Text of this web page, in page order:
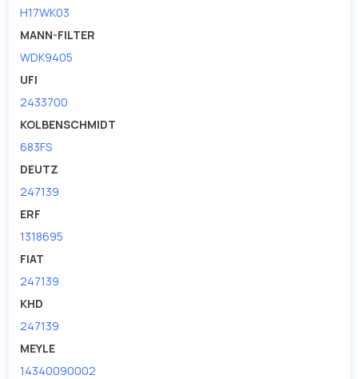
H17WK03
MANN-FILTER
WDK9405
UFI
2433700
KOLBENSCHMIDT
683FS
DEUTZ
247139
ERF
1318695
FIAT
247139
KHD
247139
MEYLE
14340090002